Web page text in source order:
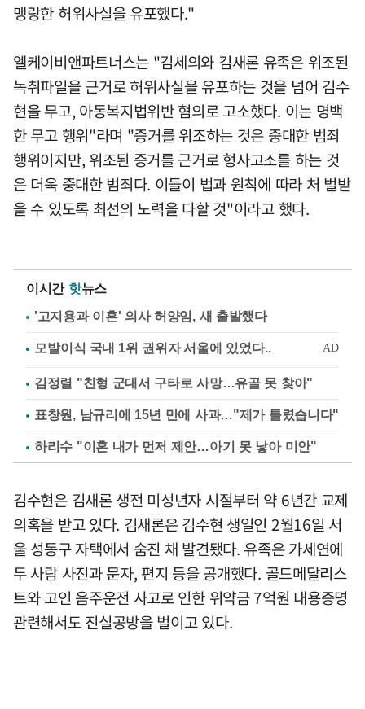
맹랑한 허위사실을 유포했다."
엘케이비앤파트너스는 "김세의와 김새론 유족은 위조된
녹취파일을 근거로 허위사실을 유포하는 것을 넘어 김수
현을 무고, 아동복지법위반 혐의로 고소했다. 이는 명백
한 무고 행위"라며 "증거를 위조하는 것은 중대한 범죄
행위이지만, 위조된 증거를 근거로 형사고소를 하는 것
은 더욱 중대한 범죄다. 이들이 법과 원칙에 따라 처 벌받
을 수 있도록 최선의 노력을 다할 것"이라고 했다.
이시간 핫뉴스
'고지용과 이혼' 의사 허양임, 새 출발했다
김정렬 "친형 군대서 구타로 사망…유골 못 찾아"
표창원, 남규리에 15년 만에 사과…"제가 틀렸습니다"
하리수 "이혼 내가 먼저 제안…아기 못 낳아 미안"
김수현은 김새론 생전 미성년자 시절부터 약 6년간 교제
의혹을 받고 있다. 김새론은 김수현 생일인 2월16일 서
울 성동구 자택에서 숨진 채 발견됐다. 유족은 가세연에
두 사람 사진과 문자, 편지 등을 공개했다. 골드메달리스
트와 고인 음주운전 사고로 인한 위약금 7억원 내용증명
관련해서도 진실공방을 벌이고 있다.